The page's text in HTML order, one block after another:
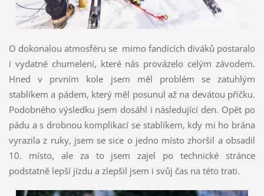
O dokonalou atmosféru se mimo fandících diváků postaralo
i vydatné chumelení, které nás provázelo celým závodem.
Hned v prvním kole jsem měl problém se zatuhlým
stablíkem a pádem, který měl posunul až na devátou příčku.
Podobného výsledku jsem dosáhl i následující den. Opět po
pádu a s drobnou komplikací se stablíkem, kdy mi ho brána
vyrazila z ruky, jsem se sice o jedno místo zhoršil a obsadil
10. místo, ale za to jsem zajel po technické stránce
podstatně lepší jízdu a zlepšil jsem i svůj čas na této trati.